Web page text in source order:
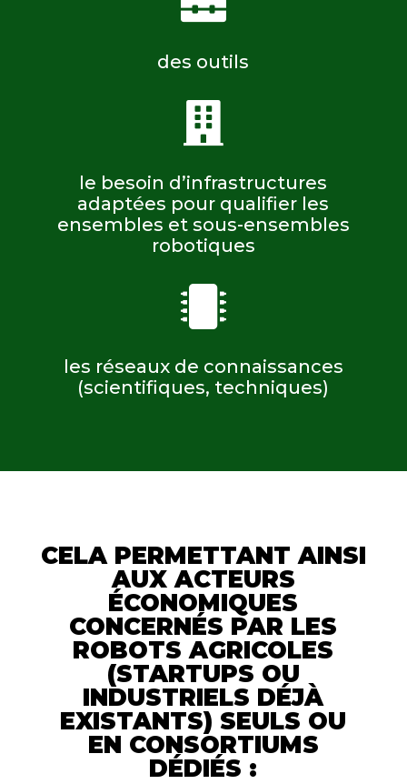
des outils

le besoin d’infrastructures
adaptées pour qualifier les
ensembles et sous-ensembles
robotiques

les réseaux de connaissances
(scientifiques, techniques)
CELA PERMETTANT AINSI
AUX ACTEURS
ÉCONOMIQUES
CONCERNÉS PAR LES
ROBOTS AGRICOLES
(STARTUPS OU
INDUSTRIELS DÉJÀ
EXISTANTS) SEULS OU
EN CONSORTIUMS
DÉDIÉS :